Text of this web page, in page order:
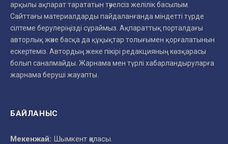
арқылы ақпарат тарататын тәуелсіз желілік басылым.
Сайттағы материалдарды пайдаланғанда міндетті түрде
сілтеме берулеріңізді сұраймыз. Ақпараттық порталдағы
авторлық және басқа да құқықтар толығымен қорғалатынын
ескертеміз. Автордың жеке пікірі редакцияның көзқарасы
болып саналмайды. Жарнама мен түрлі хабарландыруларға
жарнама беруші жауапты.
БАЙЛАНЫС
Мекенжай: Шымкент қаласы.